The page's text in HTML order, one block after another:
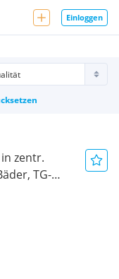
Einloggen
zentr.
TG-